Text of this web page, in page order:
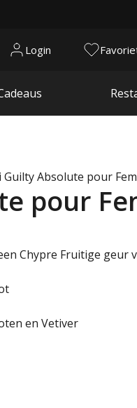
Login
Guilty Absolute pour
pour
Chypre Fruitige geur
en Vetiver